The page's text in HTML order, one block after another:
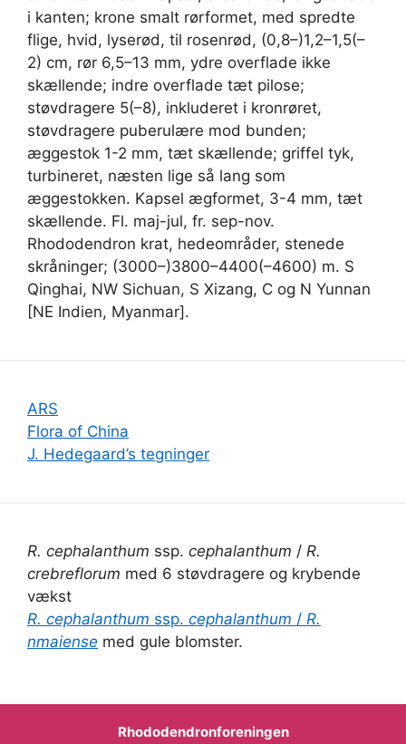
i kanten; krone smalt rørformet, med spredte
flige, hvid, lyserød, til rosenrød, (0,8–)1,2–1,5(–
2) cm, rør 6,5–13 mm, ydre overflade ikke
skællende; indre overflade tæt pilose;
støvdragere 5(–8), inkluderet i kronrøret,
støvdragere puberulære mod bunden;
æggestok 1-2 mm, tæt skællende; griffel tyk,
turbineret, næsten lige så lang som
æggestokken. Kapsel ægformet, 3-4 mm, tæt
skællende. Fl. maj-jul, fr. sep-nov.
Rhododendron krat, hedeområder, stenede
skråninger; (3000–)3800–4400(–4600) m. S
Qinghai, NW Sichuan, S Xizang, C og N Yunnan
[NE Indien, Myanmar].
ARS
Flora of China
J. Hedegaard’s tegninger
R. cephalanthum ssp. cephalanthum / R.
crebreflorum med 6 støvdragere og krybende
vækst
R. cephalanthum ssp. cephalanthum / R.
nmaiense med gule blomster.
Rhododendronforeningen